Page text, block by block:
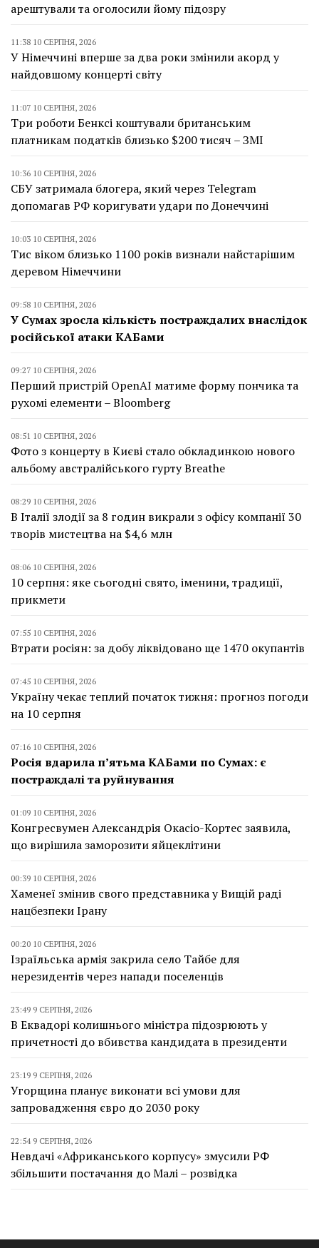
арештували та оголосили йому підозру
11:38 10 СЕРПНЯ, 2026
У Німеччині вперше за два роки змінили акорд у
найдовшому концерті світу
11:07 10 СЕРПНЯ, 2026
Три роботи Бенксі коштували британським
платникам податків близько $200 тисяч – ЗМІ
10:36 10 СЕРПНЯ, 2026
СБУ затримала блогера, який через Telegram
допомагав РФ коригувати удари по Донеччині
10:03 10 СЕРПНЯ, 2026
Тис віком близько 1100 років визнали найстарішим
деревом Німеччини
09:58 10 СЕРПНЯ, 2026
У Сумах зросла кількість постраждалих внаслідок
російської атаки КАБами
09:27 10 СЕРПНЯ, 2026
Перший пристрій OpenAI матиме форму пончика та
рухомі елементи – Bloomberg
08:51 10 СЕРПНЯ, 2026
Фото з концерту в Києві стало обкладинкою нового
альбому австралійського гурту Breathe
08:29 10 СЕРПНЯ, 2026
В Італії злодії за 8 годин викрали з офісу компанії 30
творів мистецтва на $4,6 млн
08:06 10 СЕРПНЯ, 2026
10 серпня: яке сьогодні свято, іменини, традиції,
прикмети
07:55 10 СЕРПНЯ, 2026
Втрати росіян: за добу ліквідовано ще 1470 окупантів
07:45 10 СЕРПНЯ, 2026
Україну чекає теплий початок тижня: прогноз погоди
на 10 серпня
07:16 10 СЕРПНЯ, 2026
Росія вдарила п’ятьма КАБами по Сумах: є
постраждалі та руйнування
01:09 10 СЕРПНЯ, 2026
Конгресвумен Александрія Окасіо-Кортес заявила,
що вирішила заморозити яйцеклітини
00:39 10 СЕРПНЯ, 2026
Хаменеї змінив свого представника у Вищій раді
нацбезпеки Ірану
00:20 10 СЕРПНЯ, 2026
Ізраїльська армія закрила село Тайбе для
нерезидентів через напади поселенців
23:49 9 СЕРПНЯ, 2026
В Еквадорі колишнього міністра підозрюють у
причетності до вбивства кандидата в президенти
23:19 9 СЕРПНЯ, 2026
Угорщина планує виконати всі умови для
запровадження євро до 2030 року
22:54 9 СЕРПНЯ, 2026
Невдачі «Африканського корпусу» змусили РФ
збільшити постачання до Малі – розвідка